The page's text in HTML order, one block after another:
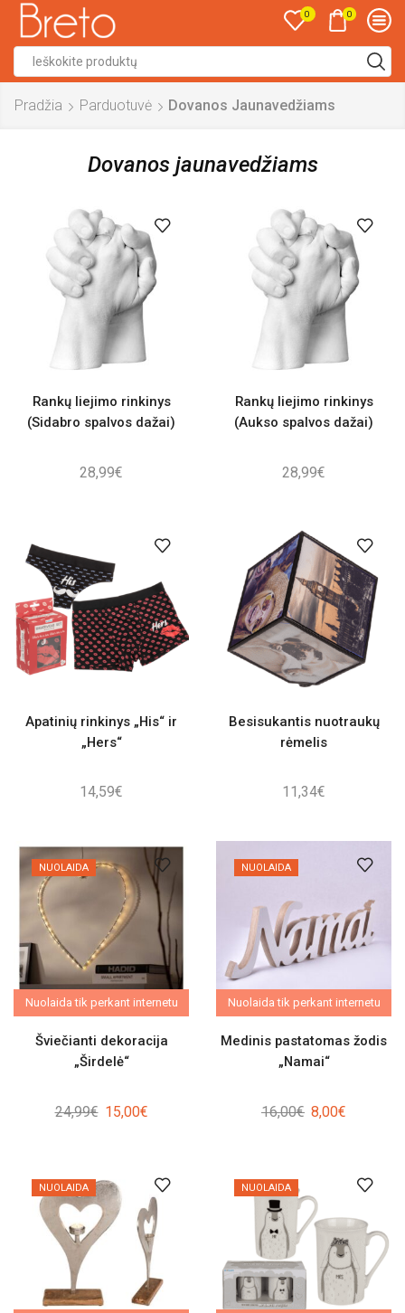
0 0
Pradžia Parduotuvė Dovanos Jaunavedžiams
Dovanos jaunavedžiams
Rankų liejimo rinkinys
(Sidabro spalvos dažai)
28,99€
Rankų liejimo rinkinys
(Aukso spalvos dažai)
28,99€
Apatinių rinkinys „His“ ir
„Hers“
14,59€
Besisukantis nuotraukų
rėmelis
11,34€
NUOLAIDA
Nuolaida tik perkant internetu
Šviečianti dekoracija
„Širdelė“
24,99€ Original
15,00€Current
15,00€.
NUOLAIDA
Nuolaida tik perkant internetu
Medinis pastatomas žodis
„Namai“
16,00€ Original
8,00€
8,00€.
NUOLAIDA NUOLAIDA